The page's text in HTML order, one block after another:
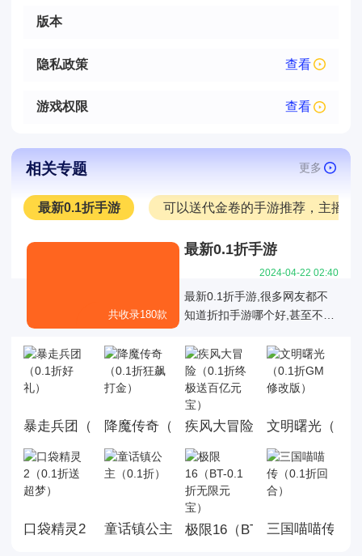
版本
隐私政策 查看
游戏权限 查看
相关专题 更多
最新0.1折手游 可以送代金卷的手游推荐，主播推
共收录180款
最新0.1折手游
2024-04-22 02:40
最新0.1折手游,很多网友都不
知道折扣手游哪个好,甚至不知
游，也不知道有哪些0.1折手游
是值得我们去玩的,今天白菜就
为大家带来好玩的0.1折手机游
戏大全,这里面的游戏统统充值
都是0.1折，游戏上线就送首
充，而且这几款游戏都是很耐
玩的游戏。玩法丰厚，画面精
美，喜欢就来玩，赶快来下载
体验吧!
暴走兵团（0.1折好礼）降魔传奇（0.1折狂飙打金）
疾风大冒险（0.1折终极送百
文明曙光（0.1
口袋精灵2（0.1折送超梦）
童话镇公主（0.1折）极限16（BT-0.1折无限元宝
三国喵喵传（